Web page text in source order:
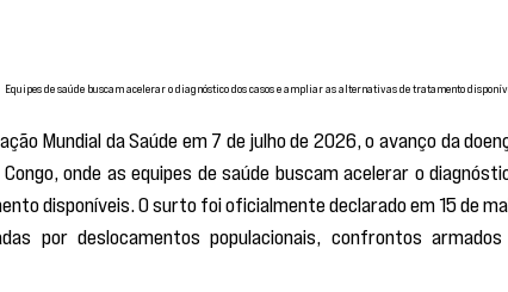
Equipes de saúde buscam acelerar o diagnóstico dos casos e ampliar as alternativas de tratamento
Mundial da Saúde em 7 de julho de 2026, o avanço da
onde as equipes de saúde buscam acelerar o
disponíveis. O surto foi oficialmente declarado em 15 de
por deslocamentos populacionais, confrontos